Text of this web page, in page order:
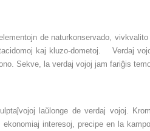
de naturkonservado,
kaj kluzo-dometoj. Verdaj
Sekve, la verdaj vojoj jam fariĝis
laŭlonge de verdaj vojoj.
interesoj, precipe en la